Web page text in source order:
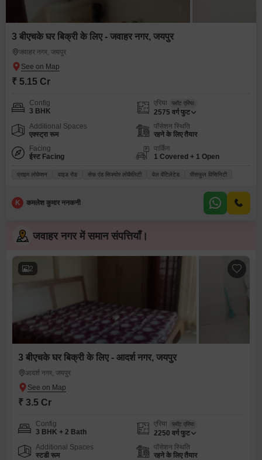
3 बीएचके घर बिक्री के लिए - जवाहर नगर, जयपुर
जवाहर नगर, जयपुर
₹ 5.15 Cr
Config
3 BHK
एरिया प्लॉट एरिया
2575 वर्ग फुट
Additional Spaces
एक्स्ट्रा रूम
पॉसेशन स्थिति
रहने के लिए तैयार
Facing
ईस्ट Facing
पार्किंग
1 Covered + 1 Open
प्राइम लोकेशन वाइड रोड सेफ़ एंड सिक्योर लोकैलिटी वेल वेंटिलेटेड पीसफुल विसिनिटी
K कमलेश कुमार ननकनी
जवाहर नगर में समान संपत्तियाँ।
2
3 बीएचके घर बिक्री के लिए - आदर्श नगर, जयपुर
आदर्श नगर, जयपुर
₹ 3.5 Cr
Config
3 BHK + 2 Bath
एरिया प्लॉट एरिया
2250 वर्ग फुट
Additional Spaces
स्टडी रूम
पॉसेशन स्थिति
रहने के लिए तैयार